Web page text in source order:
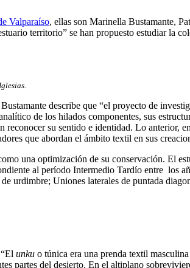
Valparaíso, ellas son Marinella Bustamante,
territorio” se han propuesto estudiar la
describe que “el proyecto de
de los hilados componentes, sus
reconocer su sentido e identidad. Lo anterior,
que abordan el ámbito textil en sus
una optimización de su conservación. El
al período Intermedio Tardío entre los
urdimbre; Uniones laterales de puntada
unku o túnica era una prenda textil
partes del desierto. En el altiplano